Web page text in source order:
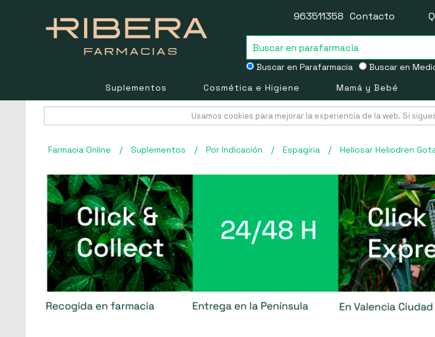
Buscar en Parafarmacia Buscar en
963511358 Contacto
Suplementos Cosmética e Higiene Mamá y Bebé
Usamos cookies para mejorar la experiencia de la web. Si
Farmacia Online / Suplementos / Por Indicación / Espagiria / Heliosar Heliodren